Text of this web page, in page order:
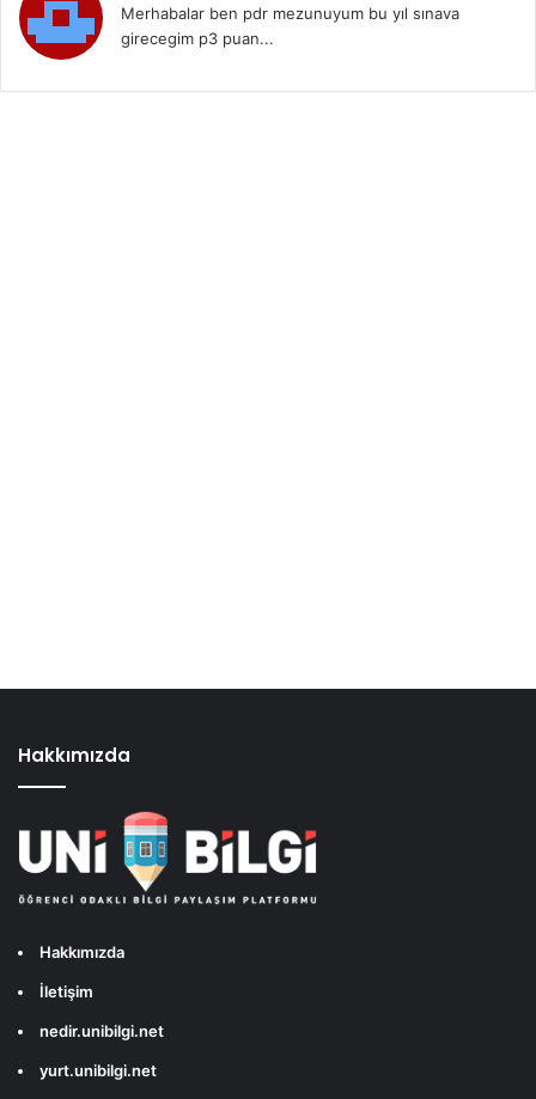
Merhabalar ben pdr mezunuyum bu yıl sınava
girecegim p3 puan...
Hakkımızda
Hakkımızda
İletişim
nedir.unibilgi.net
yurt.unibilgi.net